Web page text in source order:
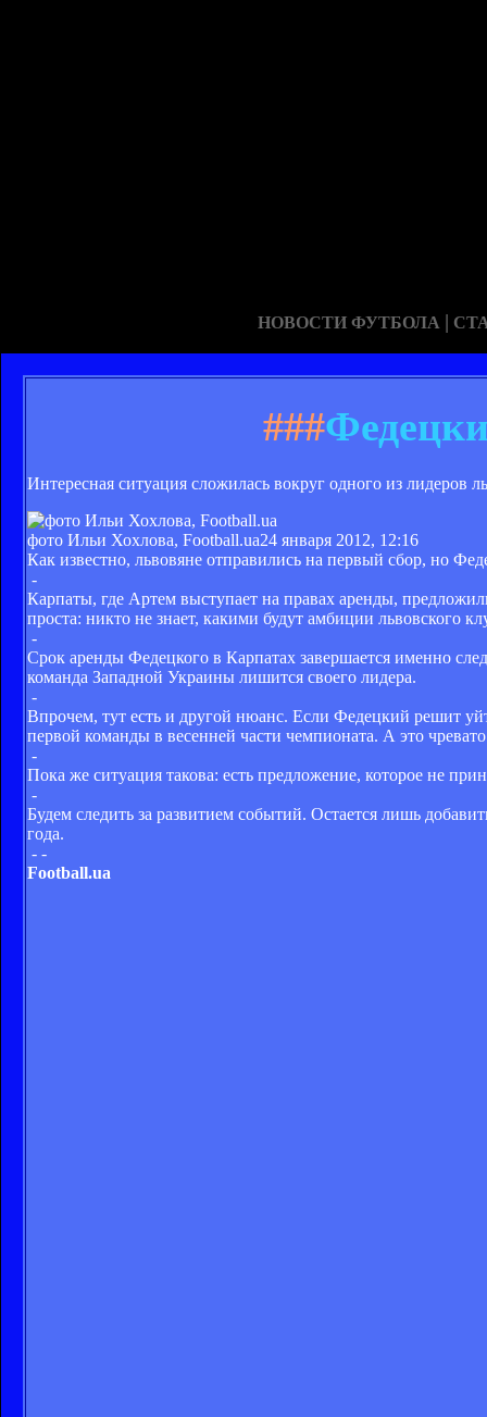
НОВОСТИ ФУТБОЛА |
###
Интересная ситуация сложилась вокруг одного из лидеров
фото Ильи Хохлова, Football.ua24 января 2012, 12:16
Как известно, львовяне отправились на первый сбор, но
-
Карпаты, где Артем выступает на правах аренды,
проста: никто не знает, какими будут амбиции львовского
-
Срок аренды Федецкого в Карпатах завершается именно
команда Западной Украины лишится своего лидера.
-
Впрочем, тут есть и другой нюанс. Если Федецкий решит
первой команды в весенней части чемпионата. А это
-
Пока же ситуация такова: есть предложение, которое не
-
Будем следить за развитием событий. Остается лишь
года.
- -
Football.ua